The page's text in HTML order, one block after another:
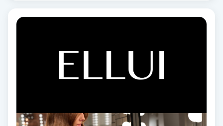
Nagelförlängning